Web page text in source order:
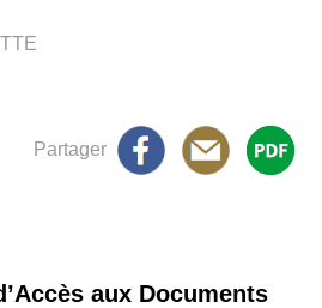
Partager
aux Documents